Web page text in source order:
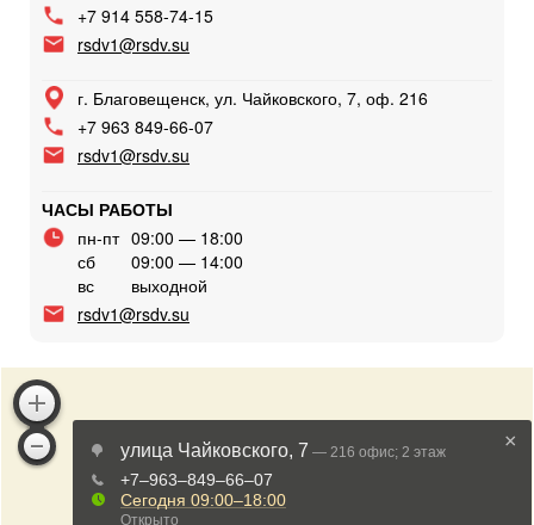
+7 914 558-74-15
rsdv1@rsdv.su
г. Благовещенск, ул. Чайковского, 7, оф. 216
+7 963 849-66-07
rsdv1@rsdv.su
ЧАСЫ РАБОТЫ
пн-пт 09:00 — 18:00
сб
09:00 — 14:00
вс
выходной
rsdv1@rsdv.su